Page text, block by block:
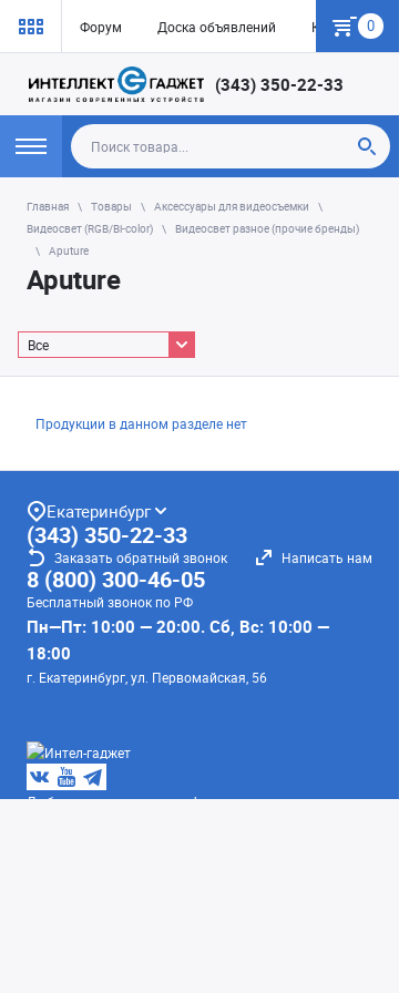
Форум Доска объявлений Как купить
0
(343) 350-22-33
Главная Товары
Аксессуары для видеосъемки
Видеосвет (RGB/Bi-color)
Видеосвет разное (прочие бренды)
Aputure
Aputure
Все
Продукции в данном разделе нет
Екатеринбург
(343) 350-22-33
Заказать обратный звонок Написать нам
8 (800) 300-46-05
Бесплатный звонок по РФ
Пн—Пт: 10:00 — 20:00. Сб, Вс: 10:00 —
18:00
г. Екатеринбург, ул. Первомайская, 56
Любое несоответствие информации о продукте на